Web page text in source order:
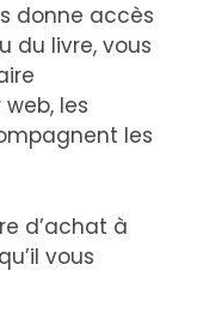
donne accès
du livre, vous
les
les
d’achat à
vous